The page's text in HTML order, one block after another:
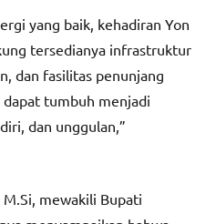
yang baik, kehadiran Yon
tersedianya infrastruktur
dan fasilitas penunjang
tumbuh menjadi
dan unggulan,”
mewakili Bupati